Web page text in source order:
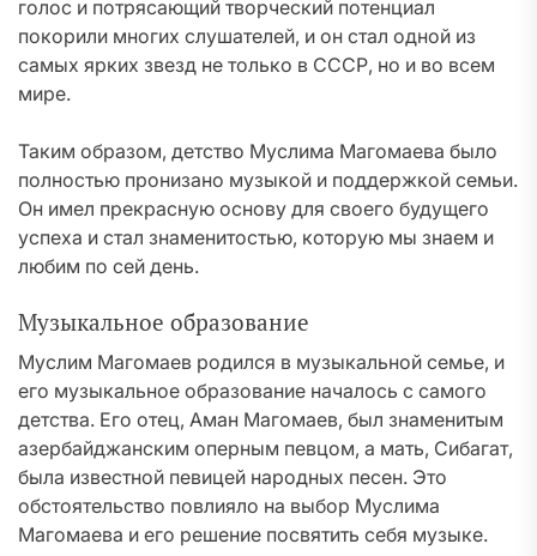
голос и потрясающий творческий потенциал
покорили многих слушателей, и он стал одной из
самых ярких звезд не только в СССР, но и во всем
мире.
Таким образом, детство Муслима Магомаева было
полностью пронизано музыкой и поддержкой семьи.
Он имел прекрасную основу для своего будущего
успеха и стал знаменитостью, которую мы знаем и
любим по сей день.
Музыкальное образование
Муслим Магомаев родился в музыкальной семье, и
его музыкальное образование началось с самого
детства. Его отец, Аман Магомаев, был знаменитым
азербайджанским оперным певцом, а мать, Сибагат,
была известной певицей народных песен. Это
обстоятельство повлияло на выбор Муслима
Магомаева и его решение посвятить себя музыке.